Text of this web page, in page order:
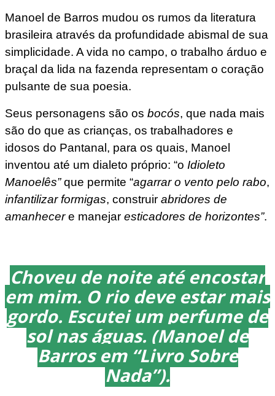
Manoel de Barros mudou os rumos da literatura
brasileira através da profundidade abismal de sua
simplicidade. A vida no campo, o trabalho árduo e
braçal da lida na fazenda representam o coração
pulsante de sua poesia.
Seus personagens são os bocós, que nada mais
são do que as crianças, os trabalhadores e
idosos do Pantanal, para os quais, Manoel
inventou até um dialeto próprio: “o Idioleto
Manoelês”que permite “agarrar o vento pelo rabo,
infantilizar formigas, construir abridores de
amanhecere manejar esticadores de horizontes”.
Choveu de noite até encostar
em mim. O rio deve estar mais
gordo. Escutei um perfume de
sol nas águas. (Manoel de
Barros em “Livro Sobre
Nada”).